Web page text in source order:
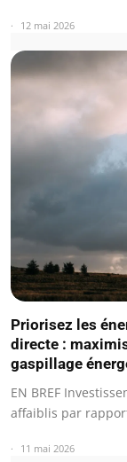
12 mai 2026
Priorisez les
directe :
gaspillage
EN BREF
affaiblis par
11 mai 2026